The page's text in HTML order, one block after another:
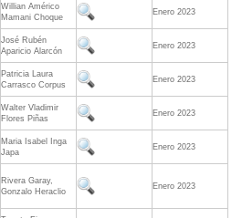
Willian Américo
Mamani Choque
Enero 2023
José Rubén
Aparicio Alarcón
Enero 2023
Patricia Laura
Carrasco Corpus
Enero 2023
Walter Vladimir
Flores Piñas
Enero 2023
Maria Isabel Inga
Japa
Enero 2023
Rivera Garay,
Gonzalo Heraclio
Enero 2023